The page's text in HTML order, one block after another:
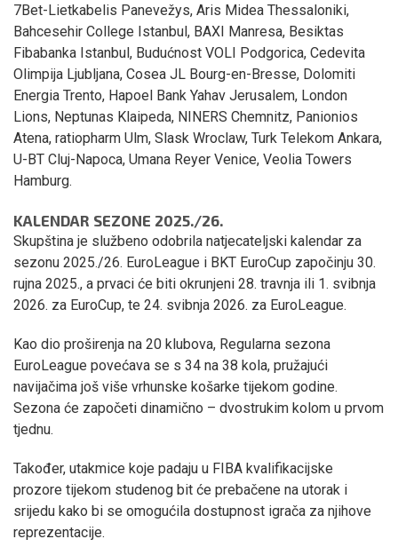
7Bet-Lietkabelis Panevežys, Aris Midea Thessaloniki,
Bahcesehir College Istanbul, BAXI Manresa, Besiktas
Fibabanka Istanbul, Budućnost VOLI Podgorica, Cedevita
Olimpija Ljubljana, Cosea JL Bourg-en-Bresse, Dolomiti
Energia Trento, Hapoel Bank Yahav Jerusalem, London
Lions, Neptunas Klaipeda, NINERS Chemnitz, Panionios
Atena, ratiopharm Ulm, Slask Wroclaw, Turk Telekom Ankara,
U-BT Cluj-Napoca, Umana Reyer Venice, Veolia Towers
Hamburg.
KALENDAR SEZONE 2025./26.
Skupština je službeno odobrila natjecateljski kalendar za
sezonu 2025./26. EuroLeague i BKT EuroCup započinju 30.
rujna 2025., a prvaci će biti okrunjeni 28. travnja ili 1. svibnja
2026. za EuroCup, te 24. svibnja 2026. za EuroLeague.
Kao dio proširenja na 20 klubova, Regularna sezona
EuroLeague povećava se s 34 na 38 kola, pružajući
navijačima još više vrhunske košarke tijekom godine.
Sezona će započeti dinamično – dvostrukim kolom u prvom
tjednu.
Također, utakmice koje padaju u FIBA kvalifikacijske
prozore tijekom studenog bit će prebačene na utorak i
srijedu kako bi se omogućila dostupnost igrača za njihove
reprezentacije.